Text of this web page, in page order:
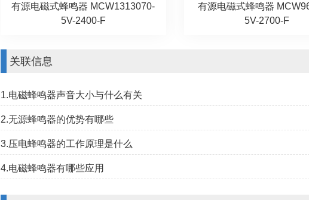
有源电磁式蜂鸣器 MCW1313070-
5V-2400-F
有源电磁式蜂鸣器
5V-2700-F
关联信息
1.电磁蜂鸣器声音大小与什么有关
2.无源蜂鸣器的优势有哪些
3.压电蜂鸣器的工作原理是什么
4.电磁蜂鸣器有哪些应用